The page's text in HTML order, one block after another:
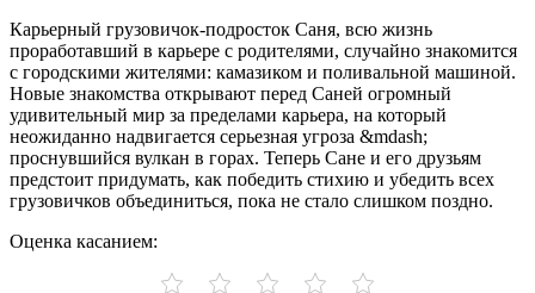
Карьерный грузовичок-подросток Саня, всю жизнь
проработавший в карьере с родителями, случайно знакомится
с городскими жителями: камазиком и поливальной машиной.
Новые знакомства открывают перед Саней огромный
удивительный мир за пределами карьера, на который
неожиданно надвигается серьезная угроза &mdash;
проснувшийся вулкан в горах. Теперь Сане и его друзьям
предстоит придумать, как победить стихию и убедить всех
грузовичков объединиться, пока не стало слишком поздно.
Оценка касанием: